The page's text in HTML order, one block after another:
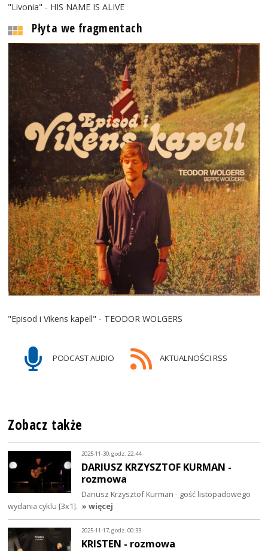
"Livonia" - HIS NAME IS ALIVE
Płyta we fragmentach
"Episod i Vikens kapell" - TEODOR WOLGERS
PODCAST AUDIO AKTUALNOŚCI RSS
Zobacz także
2025-11-30, godz. 22:44
DARIUSZ KRZYSZTOF KURMAN -
rozmowa
Dariusz Krzysztof Kurman - gość listopadowego
wydania cyklu [3x1]. » więcej
2025-11-17, godz. 00:33
KRISTEN - rozmowa